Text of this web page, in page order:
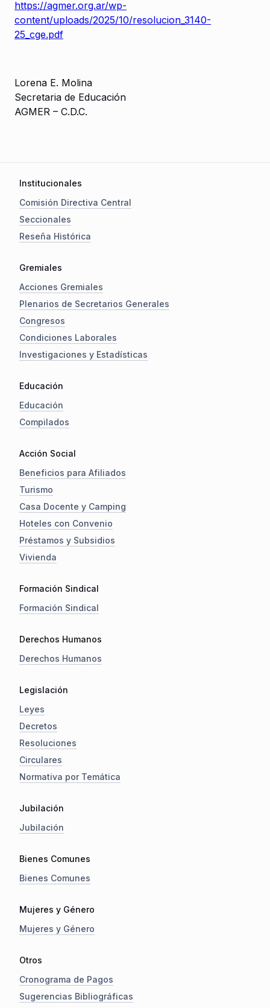
https://agmer.org.ar/wp-
content/uploads/2025/10/resolucion_3140-
25_cge.pdf
Lorena E. Molina
Secretaria de Educación
AGMER – C.D.C.
Institucionales
Comisión Directiva Central
Seccionales
Reseña Histórica
Gremiales
Acciones Gremiales
Plenarios de Secretarios Generales
Congresos
Condiciones Laborales
Investigaciones y Estadísticas
Educación
Educación
Compilados
Acción Social
Beneficios para Afiliados
Turismo
Casa Docente y Camping
Hoteles con Convenio
Préstamos y Subsidios
Vivienda
Formación Sindical
Formación Sindical
Derechos Humanos
Derechos Humanos
Legislación
Leyes
Decretos
Resoluciones
Circulares
Normativa por Temática
Jubilación
Jubilación
Bienes Comunes
Bienes Comunes
Mujeres y Género
Mujeres y Género
Otros
Cronograma de Pagos
Sugerencias Bibliográficas